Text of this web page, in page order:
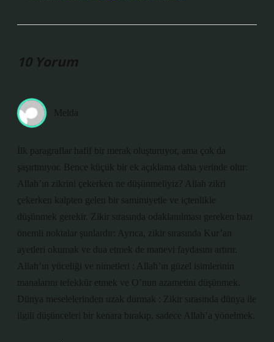
10 Yorum
Melda
İlk paragraflar hafif bir merak oluşturuyor, ama çok da
şaşırtmıyor. Bence küçük bir ek açıklama daha yerinde olur:
Allah’ın zikrini çekerken ne düşünmeliyiz? Allah zikri
çekerken kalpten gelen bir samimiyetle ve içtenlikle
düşünmek gerekir. Zikir sırasında odaklanılması gereken bazı
önemli noktalar şunlardır: Ayrıca, zikir sırasında Kur’an
ayetleri okumak ve dua etmek de manevi faydasını artırır.
Allah’ın yüceliği ve nimetleri : Allah’ın güzel isimlerinin
manalarını tefekkür etmek ve O’nun azametini düşünmek.
Dünya meselelerinden uzak durmak : Zikir sırasında dünya ile
ilgili düşünceleri bir kenara bırakıp, sadece Allah’a yönelmek.